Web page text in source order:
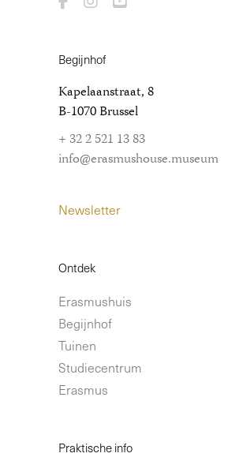
Begijnhof
Kapelaanstraat, 8
B-1070 Brussel
+ 32 2 521 13 83
info@erasmushouse.museum
Newsletter
Ontdek
Erasmushuis
Begijnhof
Tuinen
Studiecentrum
Erasmus
Praktische info